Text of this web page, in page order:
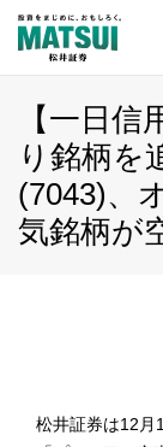
【一日
り銘柄を
(7043)、
気銘柄が
松井証券は12月